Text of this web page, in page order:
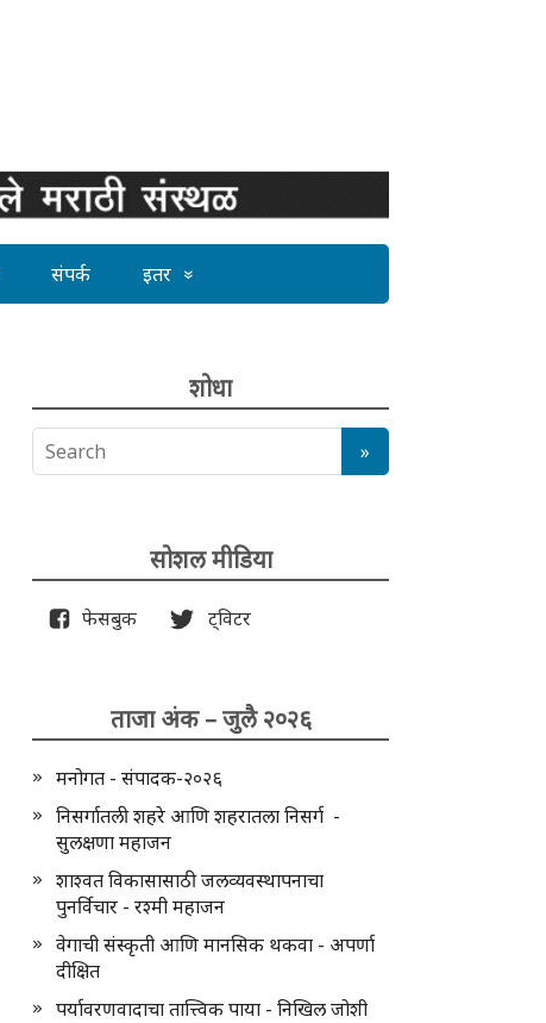
संपर्क इतर
शोधा
सोशल मीडिया
फेसबुक ट्विटर
ताजा अंक – जुलै २०२६
मनोगत - संपादक-२०२६
निसर्गातली शहरे आणि शहरातला निसर्ग -
सुलक्षणा महाजन
शाश्वत विकासासाठी जलव्यवस्थापनाचा
पुनर्विचार - रश्मी महाजन
वेगाची संस्कृती आणि मानसिक थकवा - अपर्णा
दीक्षित
पर्यावरणवादाचा तात्त्विक पाया - निखिल जोशी